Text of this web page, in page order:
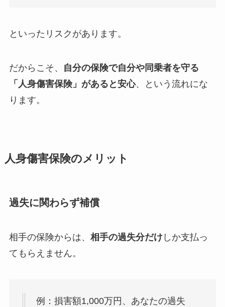
といったリスクがあります。
だからこそ、
自分の保険で自分や同乗者を守る
「人身傷害保険」があると安心、という流れにな
ります。
人身傷害保険のメリット
過失に関わらず補償
相手の保険からは、 相手の過失分だけしか支払っ
てもらえません。
例：損害額1,000万円、あなたの過失